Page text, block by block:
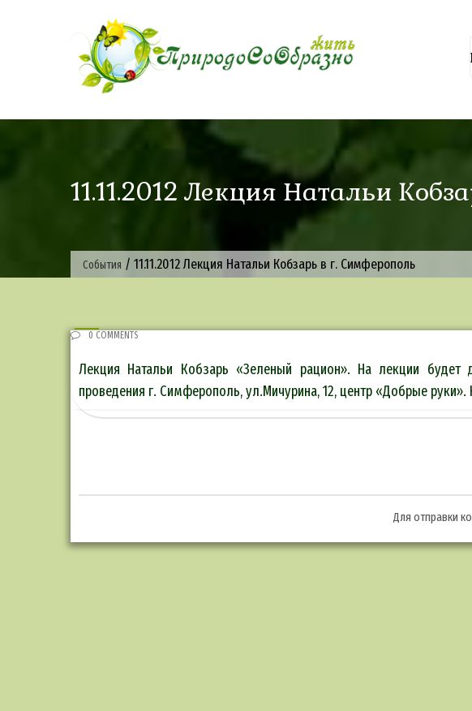
11.11.2012 Лекция Натальи
События / 11.11.2012 Лекция Натальи Кобзарь в г. Симферополь
0 COMMENTS
Лекция Натальи Кобзарь «Зеленый рацион». На лекции будет
проведения г. Симферополь, ул.Мичурина, 12, центр «Добрые руки».
Для отправки